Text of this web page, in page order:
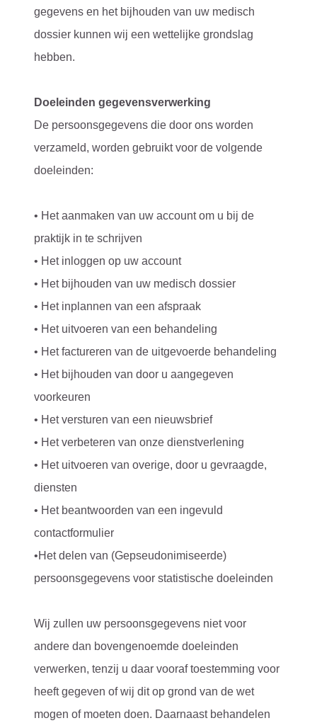
gegevens en het bijhouden van uw medisch
dossier kunnen wij een wettelijke grondslag
hebben.
Doeleinden gegevensverwerking
De persoonsgegevens die door ons worden
verzameld, worden gebruikt voor de volgende
doeleinden:
• Het aanmaken van uw account om u bij de
praktijk in te schrijven
• Het inloggen op uw account
• Het bijhouden van uw medisch dossier
• Het inplannen van een afspraak
• Het uitvoeren van een behandeling
• Het factureren van de uitgevoerde behandeling
• Het bijhouden van door u aangegeven
voorkeuren
• Het versturen van een nieuwsbrief
• Het verbeteren van onze dienstverlening
• Het uitvoeren van overige, door u gevraagde,
diensten
• Het beantwoorden van een ingevuld
contactformulier
•Het delen van (Gepseudonimiseerde)
persoonsgegevens voor statistische doeleinden
Wij zullen uw persoonsgegevens niet voor
andere dan bovengenoemde doeleinden
verwerken, tenzij u daar vooraf toestemming voor
heeft gegeven of wij dit op grond van de wet
mogen of moeten doen. Daarnaast behandelen